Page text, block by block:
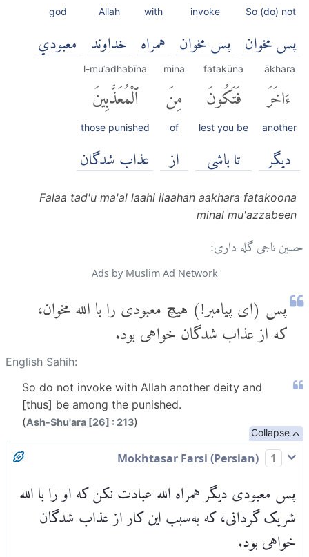
So (do) not
پس مخوان
invoke
پس مخوان
with
همراه
Allah
خداوند
god
معبودي
ākhara
ءَاخَرَ
another
دیگر
fatakūna
فَتَكُونَ
lest you be
تا باشی
mina
مِنَ
of
از
l-muʿadhabīna
ٱلْمُعَذَّبِينَ
those punished
عذاب شدگان
Falaa tad'u ma'al laahi ilaahan aakhara fatakoona
minal mu'azzabeen
حسین تاجی گله داری:
Ads by Muslim Ad Network
پس (ای پیامبر!) هیچ معبودی را با الله مخوان،
که از عذاب شدگان خواهی بود.
English Sahih:
So do not invoke with Allah another deity and
[thus] be among the punished.
(Ash-Shu'ara [26] : 213)
Collapse
1
پس معبودی دیگر همراه الله عبادت نکن که او را با الله
شریک گردانی، که به‌سبب این کار از عذاب‌ شدگان
خواهی بود.